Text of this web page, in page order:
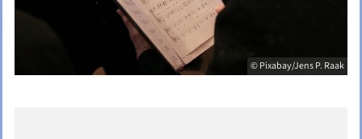
© Pixabay/Jens P. Raak